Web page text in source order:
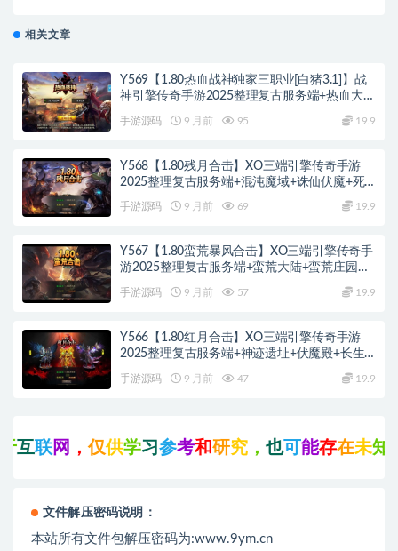
相关文章
Y569【1.80热血战神独家三职业[白猪3.1]】战
神引擎传奇手游2025整理复古服务端+热血大陆
手游源码 9 月前 95 19.9
Y568【1.80残月合击】XO三端引擎传奇手游
2025整理复古服务端+混沌魔域+诛仙伏魔+死
手游源码 9 月前 69 19.9
Y567【1.80蛮荒暴风合击】XO三端引擎传奇手
游2025整理复古服务端+蛮荒大陆+蛮荒庄园
手游源码 9 月前 57 19.9
Y566【1.80红月合击】XO三端引擎传奇手游
2025整理复古服务端+神迹遗址+伏魔殿+长生
手游源码 9 月前 47 19.9
联网，仅 供学习参考和研究，也 可能 存在未知的B
文件解压密码说明：
本站所有文件包解压密码为:www.9ym.cn